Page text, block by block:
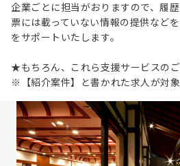
企業ごとに担当がおりますので、履
票には載っていない情報の提供など
をサポートいたします。
★もちろん、これら支援サービスの
※【紹介案件】と書かれた求人が対象